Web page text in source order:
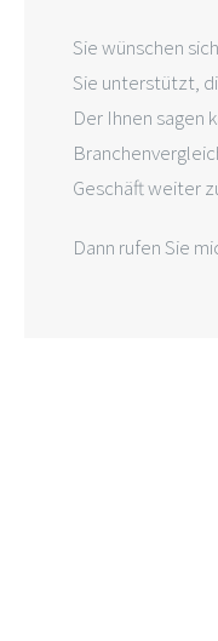
Sie wünschen
Sie unterstützt,
Der Ihnen sagen
Geschäft weiter
Dann rufen Sie